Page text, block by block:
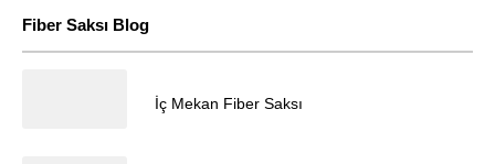
Fiber Saksı Blog
İç Mekan Fiber Saksı
Müşteri Temsilcisi